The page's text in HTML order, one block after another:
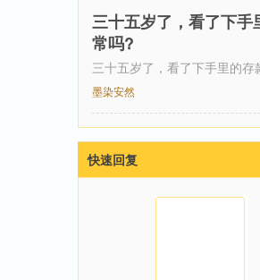
三十五岁了，看了下
常吗?
三十五岁了，看了下手里的存
看网上有人说这个年纪起码五
墨染安然ゝ
快速回复